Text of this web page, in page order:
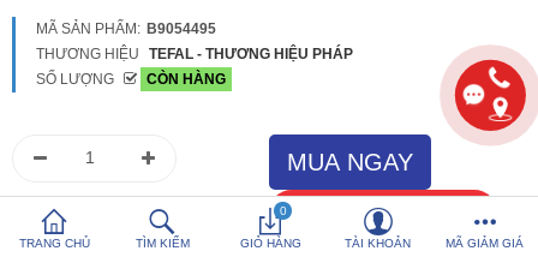
TRANG CHỦ TÌM KIẾM
0
GIỎ HÀNG TÀI KHOẢN MÃ GIẢM GIÁ
MÃ SẢN PHẨM: B9054495
THƯƠNG HIỆU
TEFAL - THƯƠNG HIỆU PHÁP
SỐ LƯỢNG
CÒN HÀNG